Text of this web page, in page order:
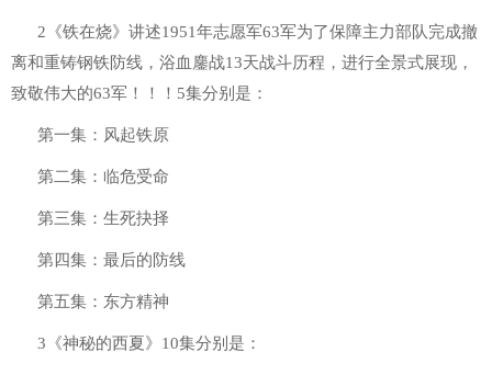
2《铁在烧》讲述1951年志愿军63军为了保障主力部队完成撤
离和重铸钢铁防线，浴血鏖战13天战斗历程，进行全景式展现，
致敬伟大的63军！！！5集分别是：
第一集：风起铁原
第二集：临危受命
第三集：生死抉择
第四集：最后的防线
第五集：东方精神
3《神秘的西夏》10集分别是：